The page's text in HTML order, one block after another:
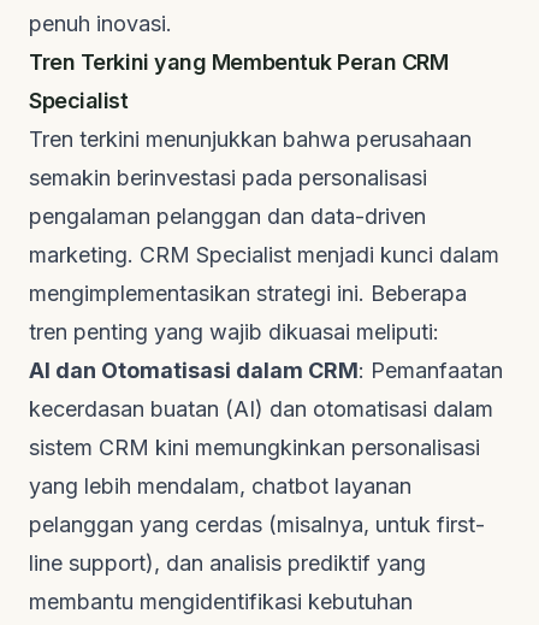
penuh inovasi.
Tren Terkini yang Membentuk Peran CRM
Specialist
Tren terkini menunjukkan bahwa perusahaan
semakin berinvestasi pada personalisasi
pengalaman pelanggan dan data-driven
marketing. CRM Specialist menjadi kunci dalam
mengimplementasikan strategi ini. Beberapa
tren penting yang wajib dikuasai meliputi:
AI dan Otomatisasi dalam CRM: Pemanfaatan
kecerdasan buatan (AI) dan otomatisasi dalam
sistem CRM kini memungkinkan personalisasi
yang lebih mendalam, chatbot layanan
pelanggan yang cerdas (misalnya, untuk first-
line support), dan analisis prediktif yang
membantu mengidentifikasi kebutuhan